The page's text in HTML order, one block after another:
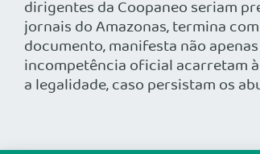
dirigentes da Coopaneo seriam
jornais do Amazonas, termina
documento, manifesta não
incompetência oficial acarretam
a legalidade, caso persistam os